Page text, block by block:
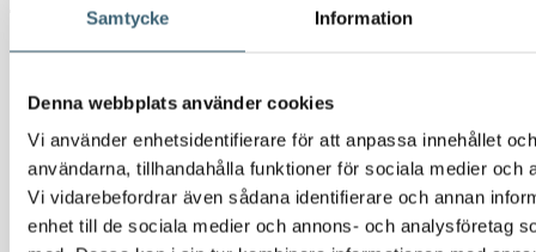
Samtycke Information
Denna webbplats använder cookies
Vi använder enhetsidentifierare för att anpassa innehållet
användarna, tillhandahålla funktioner för sociala medier och
Vi vidarebefordrar även sådana identifierare och annan
enhet till de sociala medier och annons- och analysföretag
Teknisk specifikation
Anslutningsgänga in & ut tum – 1” 1”
Sughöjd max m – 2 m (med bottenventil 4 m)
Elanslutning – Välj mellan 12V eller 230V anslutning
Motoreffekt – 250 Watt
Strömförbrukning – 12V 21 Amp / 230V 1 Amp